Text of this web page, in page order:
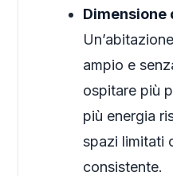
Dimensione
ampio e
ospitare più
più energia
spazi limitati
consistente.